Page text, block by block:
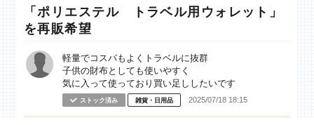
「ポリエステル トラベル用ウォレット」
を再販希望
軽量でコスパもよくトラベルに抜群
子供の財布としても使いやすく
気に入って使っており買い足ししたいです
ストック済み 雑貨・日用品 2025/07/18 18:15